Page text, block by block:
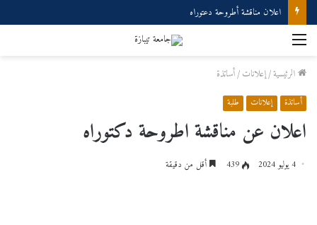
اعلان مناقشة أطروحة دعتوراه
الرئيسية/إعلانات/أساتذة
أساتذة إعلانات طلبة
اعلان عن مناقشة اطروحة دكتوراه
4 يوليو 2024 439 أقل من دقيقة